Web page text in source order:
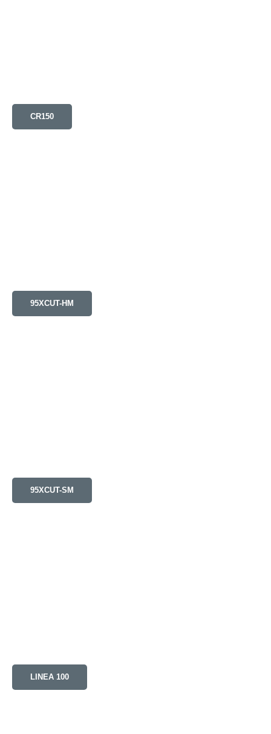
CR150
95XCUT-HM
95XCUT-SM
LINEA 100